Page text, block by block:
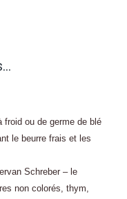
froid ou de germe de blé
le beurre frais et les
Schreber – le
non colorés, thym,